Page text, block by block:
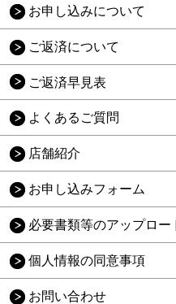
お申し込みについて
ご返済について
ご返済早見表
よくあるご質問
店舗紹介
お申し込みフォーム
必要書類等のアップロー
個人情報の同意事項
お問い合わせ